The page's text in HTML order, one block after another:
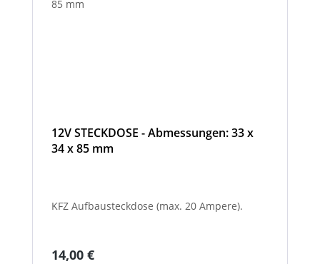
12V STECKDOSE - Abmessungen: 33 x
34 x 85 mm
KFZ Aufbausteckdose (max. 20 Ampere).
Regulärer Preis:
14,00 €